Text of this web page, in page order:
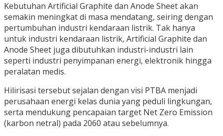
Kebutuhan Artificial Graphite dan Anode Sheet akan
semakin meningkat di masa mendatang, seiring dengan
pertumbuhan industri kendaraan listrik. Tak hanya
untuk industri kendaraan listrik, Artificial Graphite dan
Anode Sheet juga dibutuhkan industri-industri lain
seperti industri penyimpanan energi, elektronik hingga
peralatan medis.
Hilirisasi tersebut sejalan dengan visi PTBA menjadi
perusahaan energi kelas dunia yang peduli lingkungan,
serta mendukung pencapaian target Net Zero Emission
(karbon netral) pada 2060 atau sebelumnya.